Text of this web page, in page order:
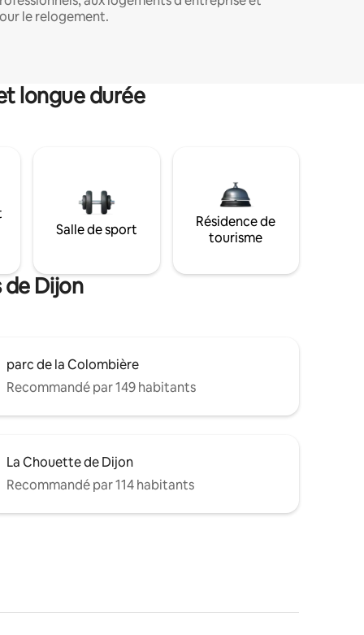
le relogement.
longue durée
Salle de sport
Résidence de
tourisme
Dijon
parc de la Colombière
Recommandé par 149 habitants
La Chouette de Dijon
Recommandé par 114 habitants